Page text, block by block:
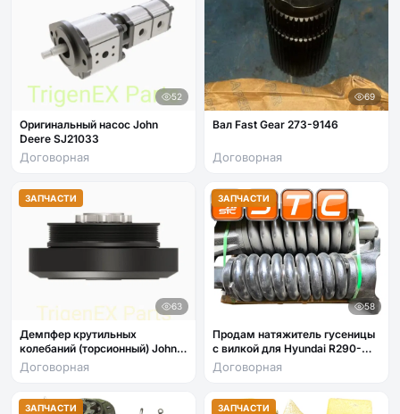
52
Оригинальный насос John
Deere SJ21033
Договорная
69
Вал Fast Gear 273-9146
Договорная
ЗАПЧАСТИ
63
Демпфер крутильных
колебаний (торсионный) John
Deere RE500934
Договорная
ЗАПЧАСТИ
58
Продам натяжитель гусеницы
с вилкой для Hyundai R290-
330LC
Договорная
ЗАПЧАСТИ ЗАПЧАСТИ